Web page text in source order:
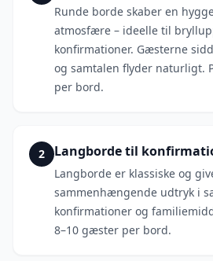
Runde borde skaber en
atmosfære – ideelle til
konfirmationer. Gæsterne
og samtalen flyder naturligt.
per bord.
2 Langborde til
Langborde er klassiske og
sammenhængende udtryk i
konfirmationer og
8–10 gæster per bord.